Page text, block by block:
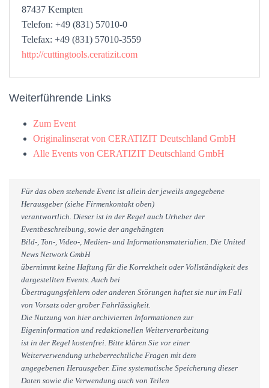
87437 Kempten
Telefon: +49 (831) 57010-0
Telefax: +49 (831) 57010-3559
http://cuttingtools.ceratizit.com
Weiterführende Links
Zum Event
Originalinserat von CERATIZIT Deutschland GmbH
Alle Events von CERATIZIT Deutschland GmbH
Für das oben stehende Event ist allein der jeweils angegebene
Herausgeber (siehe Firmenkontakt oben)
verantwortlich. Dieser ist in der Regel auch Urheber der
Eventbeschreibung, sowie der angehängten
Bild-, Ton-, Video-, Medien- und Informationsmaterialien. Die United
News Network GmbH
übernimmt keine Haftung für die Korrektheit oder Vollständigkeit des
dargestellten Events. Auch bei
Übertragungsfehlern oder anderen Störungen haftet sie nur im Fall
von Vorsatz oder grober Fahrlässigkeit.
Die Nutzung von hier archivierten Informationen zur
Eigeninformation und redaktionellen Weiterverarbeitung
ist in der Regel kostenfrei. Bitte klären Sie vor einer
Weiterverwendung urheberrechtliche Fragen mit dem
angegebenen Herausgeber. Eine systematische Speicherung dieser
Daten sowie die Verwendung auch von Teilen